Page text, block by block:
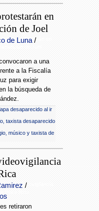
en
de Joel
protestarán en
de Luna /
a una
a la Fiscalía
para exigir
la búsqueda de
desaparecido al ir
taxista desaparecido
músico y taxista de
de videovigilancia
/
retiraron